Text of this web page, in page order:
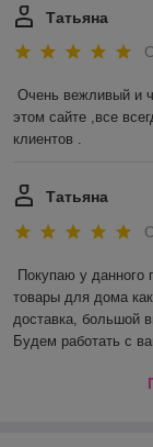
Татьяна
Очень вежливый и
этом сайте ,все
клиентов .
Татьяна
Покупаю у данного
товары для дома
доставка, большой
Будем работать с